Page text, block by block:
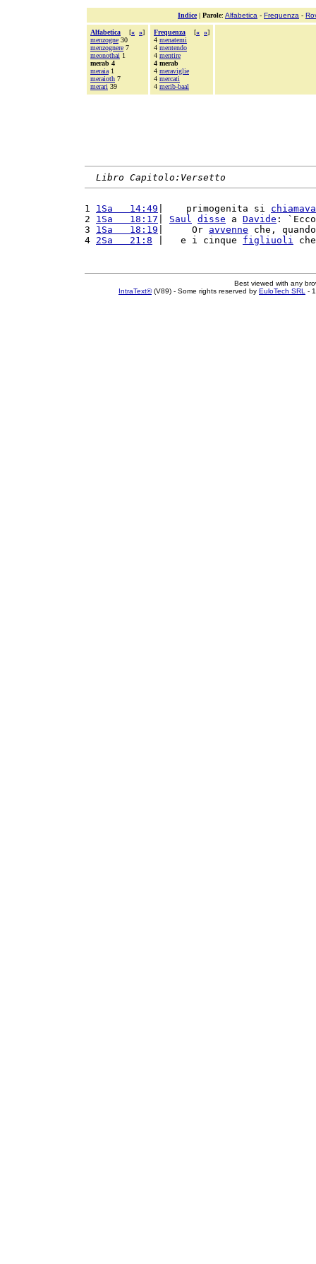
Indice| Parole: Alfabetica - Frequenza -
Alfabetica [« »]
menzogne 30
menzognere 7
meonothai 1
merab 4
meraia 1
meraioth 7
merari 39
Frequenza [« »]
4 menatemi
4 mentendo
4 mentire
4 merab
4 meraviglie
4 mercati
4 merib-baal
Libro Capitolo:Versetto
1 1Sa   14:49 |    primogenita si chiamava
2 1Sa   18:17 Saul disse a Davide :
3 1Sa   18:19 |     Or avvenne che,
4 2Sa   21:8 |   e i cinque figliuoli
Best viewed with any
IntraText®(V89) - Some rights reserved by EuloTech SRL -